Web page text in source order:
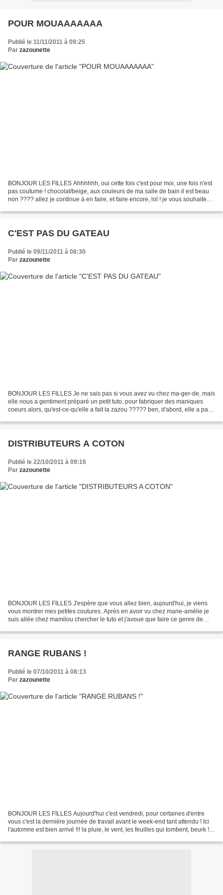
POUR MOUAAAAAAA
Publié le 11/11/2011 à 09:25
Par zazounette
BONJOUR LES FILLES Ahhhhhh, oui cette fois c'est pour moi, une fois n'est
pas coutume ! chocolat/beige, aux couleurs de ma salle de bain il est beau
non ???? allez je continue à en faire, et faire encore, lol ! je vous souhaite
C'EST PAS DU GATEAU
Publié le 09/11/2011 à 08:30
Par zazounette
BONJOUR LES FILLES Je ne sais pas si vous avez vu chez ma-ger-de, mais
elle nous a gentiment préparé un petit tuto, pour fabriquer des maniques
coeurs alors, qu'est-ce-qu'elle a fait la zazou ????? ben, d'abord, elle a pas
DISTRIBUTEURS A COTON
Publié le 22/10/2011 à 09:16
Par zazounette
BONJOUR LES FILLES J'espère que vous allez bien, aujourd'hui, je viens
vous montrer mes petites coutures. Après en avoir vu chez marie-amélie je
suis allée chez mamilou chercher le tuto et j'avoue que faire ce genre de
RANGE RUBANS !
Publié le 07/10/2011 à 08:13
Par zazounette
BONJOUR LES FILLES Aujourd'hui c'est vendredi, pour certaines d'entre
vous c'est la dernière journée de travail avant le week-end tant attendu ! Ici
l'automne est bien arrivé !!! la pluie, le vent, les feuilles qui tombent, beurk !